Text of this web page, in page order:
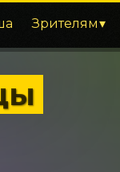
Зрителям